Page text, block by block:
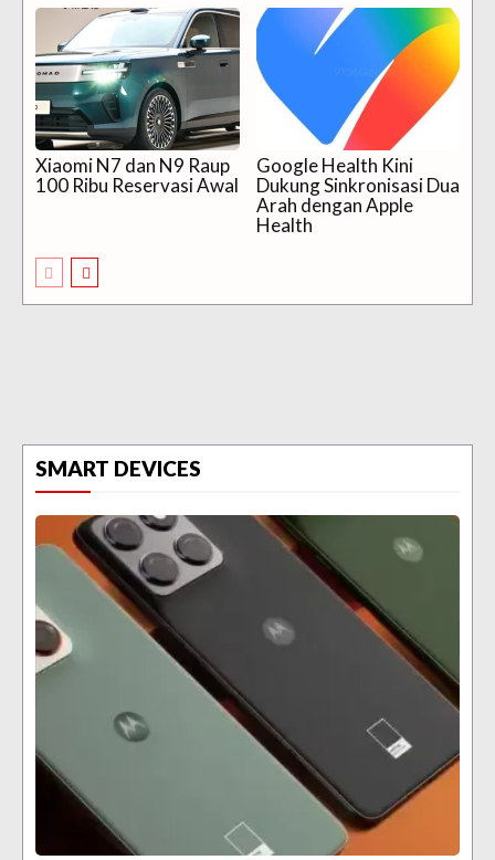
Xiaomi N7 dan N9 Raup
100 Ribu Reservasi Awal
Google Health Kini
Dukung Sinkronisasi Dua
Arah dengan Apple
Health
SMART DEVICES